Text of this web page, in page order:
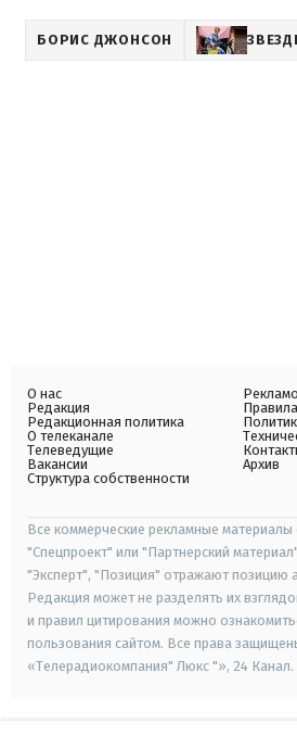
БОРИС ДЖОНСОН
О нас
Редакция
Редакционная политика
О телеканале
Телеведущие
Вакансии
Структура собственности
Архив
Все коммерческие рекламные
"Спецпроект" или "Партнерский
"Эксперт", "Позиция" отражают позицию
Редакция может не разделять их
и правил цитирования можно
пользования сайтом. Все права
«Телерадиокомпания" Люкс "», 24 Канал.